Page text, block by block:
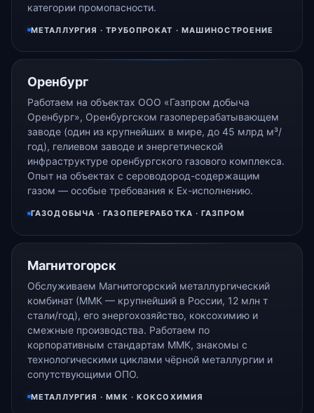
категории промопасности.
МЕТАЛЛУРГИЯ · ТРУБОПРОКАТ · МАШИНОСТРОЕНИЕ
Оренбург
Работаем на объектах ООО «Газпром добыча
Оренбург», Оренбургском газоперерабатывающем
заводе (один из крупнейших в мире, до 45 млрд м³/
год), гелиевом заводе и энергетической
инфраструктуре оренбургского газового комплекса.
Опыт на объектах с сероводород-содержащим
газом — особые требования к Ex-исполнению.
ГАЗОДОБЫЧА · ГАЗОПЕРЕРАБОТКА · ГАЗПРОМ
Магнитогорск
Обслуживаем Магнитогорский металлургический
комбинат (ММК — крупнейший в России, 12 млн т
стали/год), его энергохозяйство, коксохимию и
смежные производства. Работаем по
корпоративным стандартам ММК, знакомы с
технологическими циклами чёрной металлургии и
сопутствующими ОПО.
МЕТАЛЛУРГИЯ · ММК · КОКСОХИМИЯ